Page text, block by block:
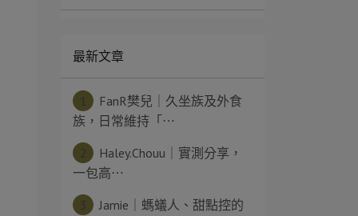
最新文章
FanR樊兒｜久坐族及外食
族，日常維持「⋯
Haley.Chouu｜實測分享，
一包高⋯
Jamie｜螞蟻人、甜點控的